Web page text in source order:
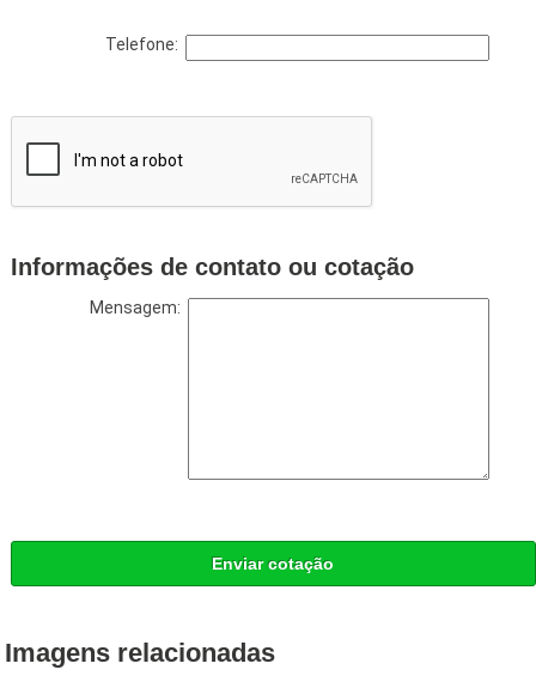
Telefone:
Informações de contato ou cotação
Mensagem:
Enviar cotação
Imagens relacionadas